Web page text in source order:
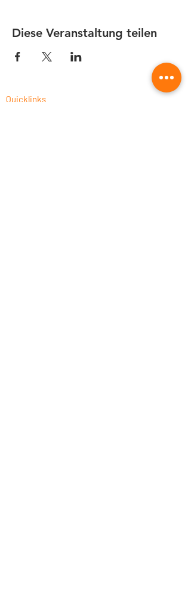
Diese Veranstaltung teilen
Quicklinks